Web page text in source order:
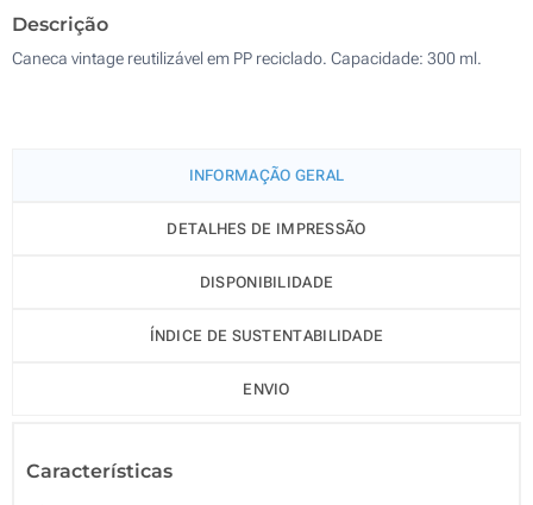
Outra :
Descrição
Caneca vintage reutilizável em PP reciclado. Capacidade: 300 ml.
INFORMAÇÃO GERAL
DETALHES DE IMPRESSÃO
DISPONIBILIDADE
ÍNDICE DE SUSTENTABILIDADE
ENVIO
Características